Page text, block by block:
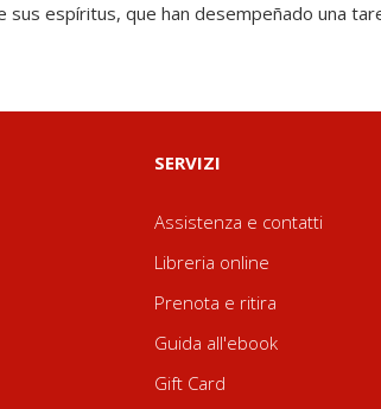
sus espíritus, que han desempeñado una
SERVIZI
Assistenza e contatti
Libreria online
Prenota e ritira
Guida all'ebook
Gift Card